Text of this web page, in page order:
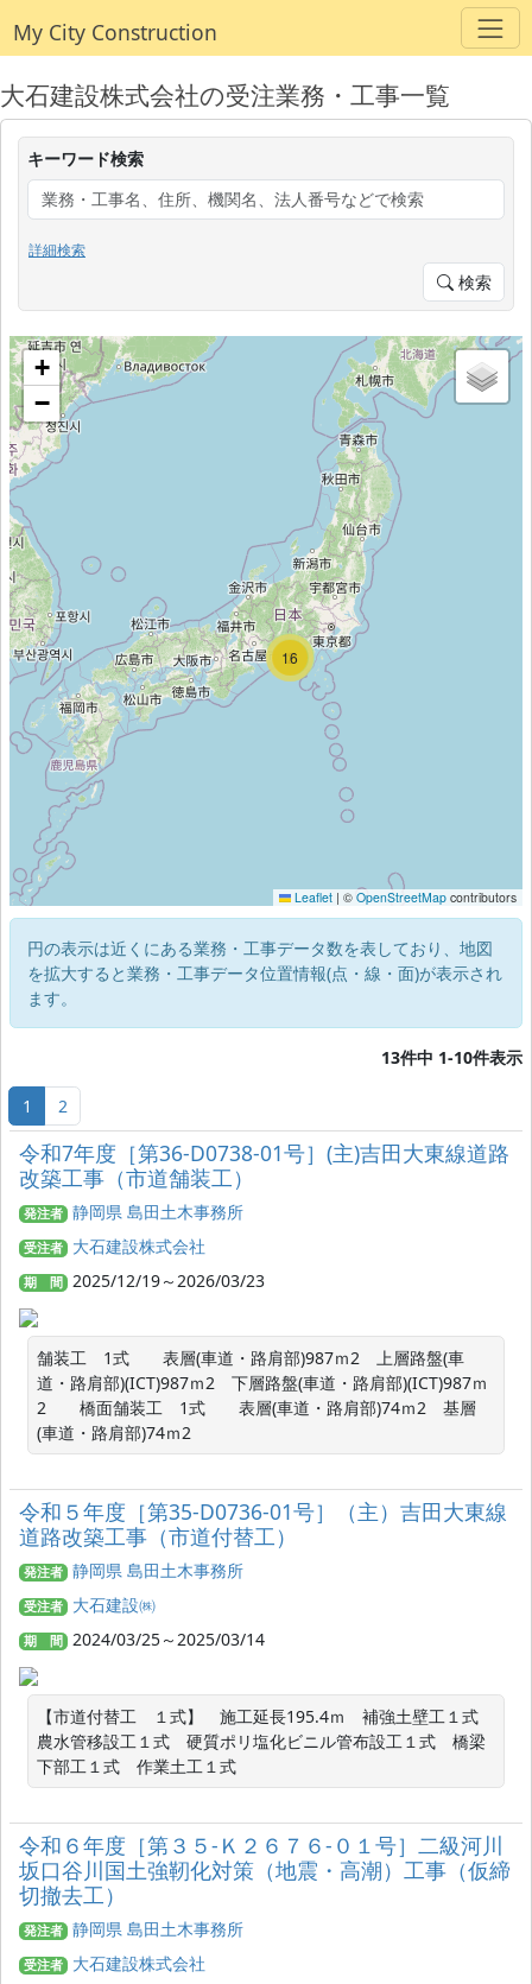
My City Construction
大石建設株式会社の受注業務・工事一覧
キーワード検索
詳細検索
検索
2
2
16
+
−
Leaflet | © OpenStreetMap contributors
円の表示は近くにある業務・工事データ数を表しており、地図
を拡大すると業務・工事データ位置情報(点・線・面)が表示され
ます。
13件中 1-10件表示
1 2
令和7年度［第36-D0738-01号］(主)吉田大東線道路
改築工事（市道舗装工）
発注者 静岡県 島田土木事務所
受注者 大石建設株式会社
期 間 2025/12/19～2026/03/23
舗装工　1式　　表層(車道・路肩部)987ｍ2　上層路盤(車
道・路肩部)(ICT)987ｍ2　下層路盤(車道・路肩部)(ICT)987ｍ
2　　橋面舗装工　1式　　表層(車道・路肩部)74ｍ2　基層
(車道・路肩部)74ｍ2
令和５年度［第35-D0736-01号］（主）吉田大東線
道路改築工事（市道付替工）
発注者 静岡県 島田土木事務所
受注者 大石建設㈱
期 間 2024/03/25～2025/03/14
【市道付替工　１式】　施工延長195.4ｍ　補強土壁工１式
農水管移設工１式　硬質ポリ塩化ビニル管布設工１式　橋梁
下部工１式　作業土工１式
令和６年度［第３５-Ｋ２６７６-０１号］二級河川
坂口谷川国土強靭化対策（地震・高潮）工事（仮締
切撤去工）
発注者 静岡県 島田土木事務所
受注者 大石建設株式会社